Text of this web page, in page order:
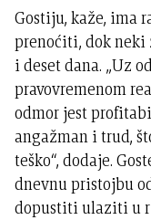
Gostiju, kaže, ima
prenoćiti, dok neki
i deset dana. „Uz
pravovremenom
odmor jest
angažman i trud,
teško“, dodaje.
dnevnu pristojbu
dopustiti ulaziti u